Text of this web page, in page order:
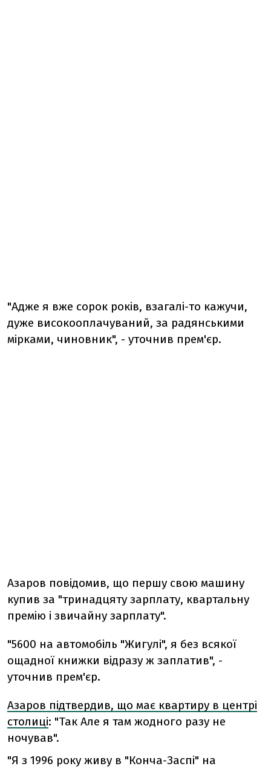
"Адже я вже сорок років, взагалі-то кажучи,
дуже високооплачуваний, за радянськими
мірками, чиновник", - уточнив прем'єр.
Азаров повідомив, що першу свою машину
купив за "тринадцяту зарплату, квартальну
премію і звичайну зарплату".
"5600 на автомобіль "Жигулі", я без всякої
ощадної книжки відразу ж заплатив", -
уточнив прем'єр.
Азаров підтвердив, що має квартиру в центрі
столиці: "Так Але я там жодного разу не
ночував".
"Я з 1996 року живу в "Конча-Заспі" на